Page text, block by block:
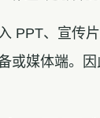
PPT、宣传
或媒体端。